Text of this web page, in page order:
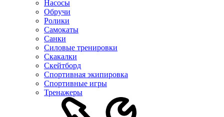
Насосы
Обручи
Ролики
Самокаты
Санки
Силовые тренировки
Скакалки
Скейтборд
Спортивная экипировка
Спортивные игры
Тренажеры